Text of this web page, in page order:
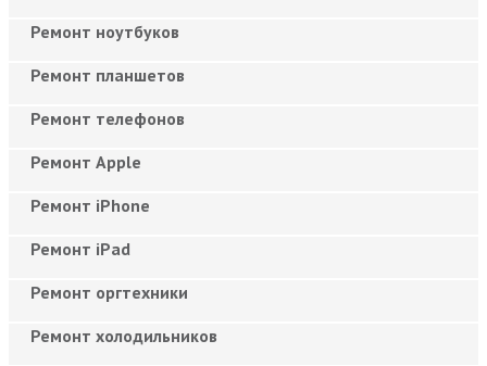
Ремонт ноутбуков
Ремонт планшетов
Ремонт телефонов
Ремонт Apple
Ремонт iPhone
Ремонт iPad
Ремонт оргтехники
Ремонт холодильников